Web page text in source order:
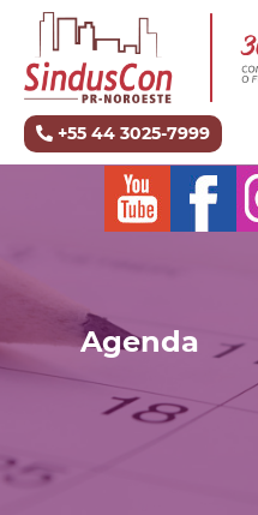
+55 44 3025-7999
Agenda